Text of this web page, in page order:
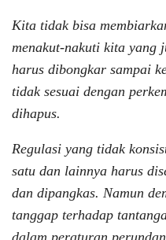
Kita tidak bisa
menakut-nakuti kita yang
harus dibongkar sampai
tidak sesuai dengan
dihapus.
Regulasi yang tidak
satu dan lainnya harus
dan dipangkas. Namun
tanggap terhadap